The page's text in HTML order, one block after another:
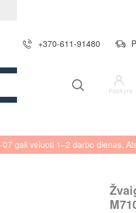
+370-611-91480
Paskyra
gali vėluoti 1–2 darbo dienas.